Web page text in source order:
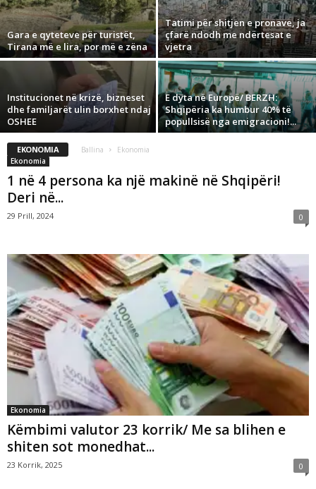
Gara e qyteteve për turistët,
Tirana më e lira, por më e zëna
Tatimi për shitjen e pronave, ja
çfarë ndodh me ndërtesat e
vjetra
Institucionet në krizë, bizneset
dhe familjarët ulin borxhet ndaj
OSHEE
E dyta në Europë/ BERZH:
Shqipëria ka humbur 40% të
popullsisë nga emigracioni!...
EKONOMIA Ballina
Ekonomia
Ekonomia
1 në 4 persona ka një makinë në Shqipëri!
Deri në...
29 Prill, 2024 0
Ekonomia
Këmbimi valutor 23 korrik/ Me sa blihen e
shiten sot monedhat...
23 Korrik, 2025 0